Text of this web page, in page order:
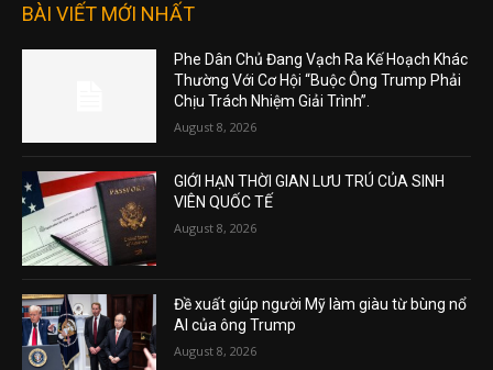
BÀI VIẾT MỚI NHẤT
Phe Dân Chủ Đang Vạch Ra Kế Hoạch Khác
Thường Với Cơ Hội “Buộc Ông Trump Phải
Chịu Trách Nhiệm Giải Trình”.
August 8, 2026
GIỚI HẠN THỜI GIAN LƯU TRÚ CỦA SINH
VIÊN QUỐC TẾ
August 8, 2026
Đề xuất giúp người Mỹ làm giàu từ bùng nổ
AI của ông Trump
August 8, 2026